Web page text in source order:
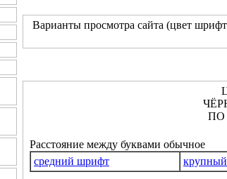
Варианты просмотра сайта (цвет
ПО
Расстояние между буквами обычное
средний шрифт